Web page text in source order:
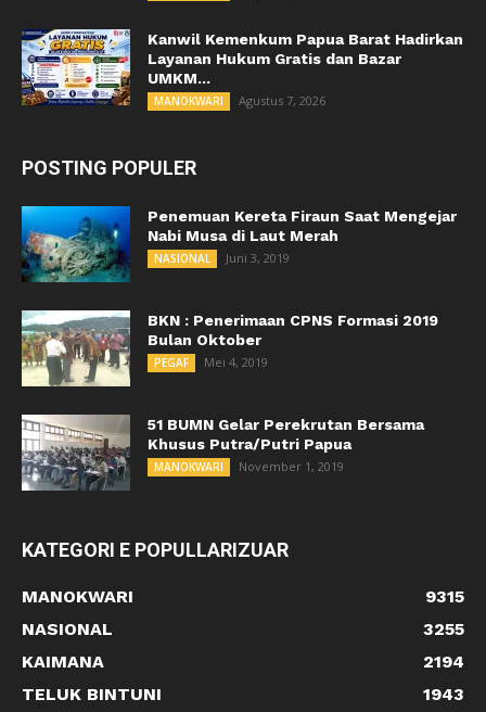
Kanwil Kemenkum Papua Barat Hadirkan
Layanan Hukum Gratis dan Bazar
UMKM...
MANOKWARI Agustus 7, 2026
POSTING POPULER
Penemuan Kereta Firaun Saat Mengejar
Nabi Musa di Laut Merah
NASIONAL Juni 3, 2019
BKN : Penerimaan CPNS Formasi 2019
Bulan Oktober
PEGAF Mei 4, 2019
51 BUMN Gelar Perekrutan Bersama
Khusus Putra/Putri Papua
MANOKWARI November 1, 2019
KATEGORI E POPULLARIZUAR
MANOKWARI
9315
NASIONAL
3255
KAIMANA
2194
TELUK BINTUNI
1943